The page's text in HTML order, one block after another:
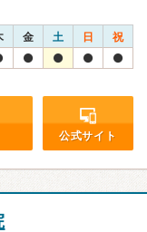
金 土 日 祝
公式サイト